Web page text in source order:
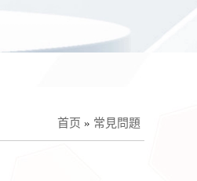
首页 » 常見問題